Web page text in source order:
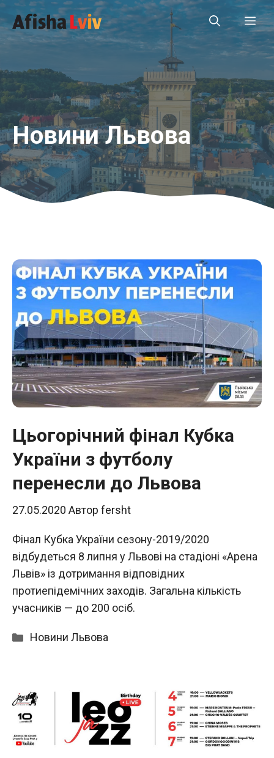
Перейти
до
вмісту
Новини Львова
Цьогорічний фінал Кубка
України з футболу
перенесли до Львова
27.05.2020 Автор fersht
Фінал Кубка України сезону-2019/2020
відбудеться 8 липня у Львові на стадіоні «Арена
Львів» із дотримання відповідних
протиепідемічних заходів. Загальна кількість
учасників — до 200 осіб.
Категорії
Новини Львова